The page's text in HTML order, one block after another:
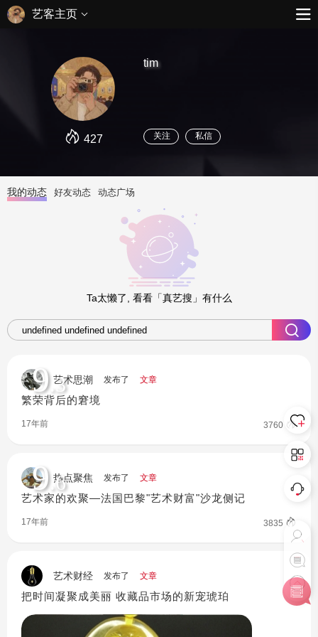
艺客主页
427
tim
关注 私信
我的动态 好友动态 动态广场
Ta太懒了, 看看「真艺搜」有什么
艺术思潮 发布了 文章
繁荣背后的窘境
9.3
17年前 3760
热点聚焦 发布了 文章
艺术家的欢聚—法国巴黎"艺术财富"沙龙侧记
9.6
17年前 3835
艺术财经 发布了 文章
把时间凝聚成美丽 收藏品市场的新宠琥珀